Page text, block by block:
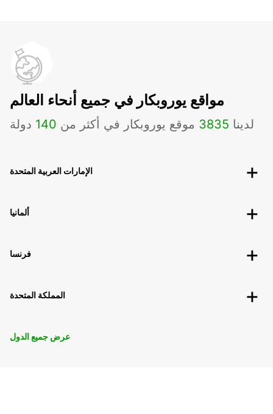
مواقع يوروبكار في جميع أنحاء العالم
لدينا 3835 موقع يوروبكار في أكثر من 140 دولة
الإمارات العربية المتحدة
ألمانيا
فرنسا
المملكة المتحدة
عرض جميع الدول